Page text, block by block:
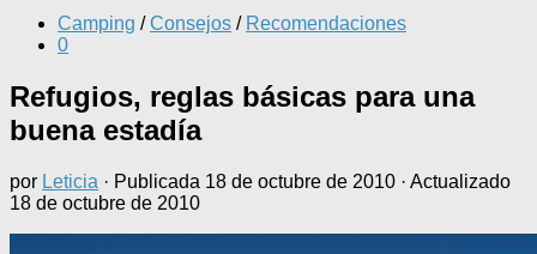
Camping / Consejos / Recomendaciones
0
Refugios, reglas básicas para una
buena estadía
por Leticia · Publicada 18 de octubre de 2010 · Actualizado
18 de octubre de 2010